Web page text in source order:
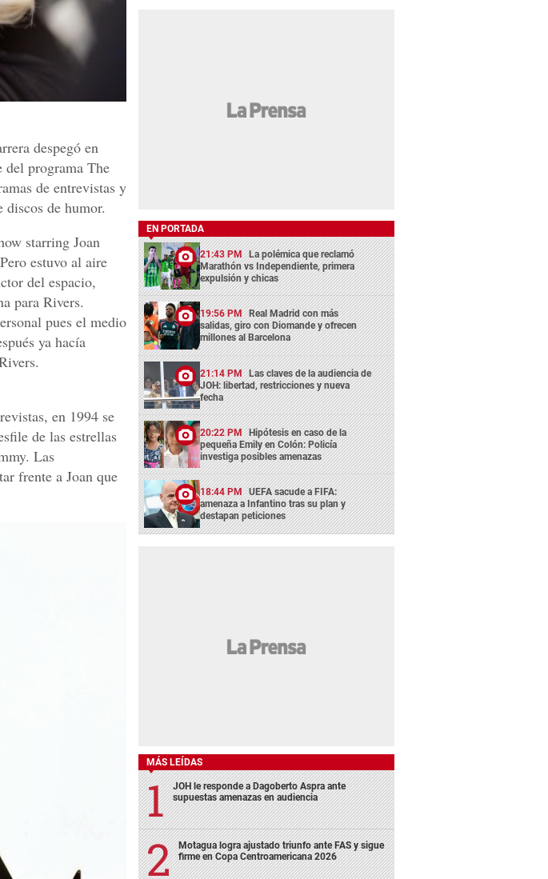
despegó en
del programa The
de entrevistas y
discos de humor.
starring Joan
estuvo al aire
del espacio,
para Rivers.
pues el medio
ya hacía
en 1994 se
de las estrellas
Las
frente a Joan que
EN PORTADA
21:43 PM La polémica que reclamó
Marathón vs Independiente, primera
expulsión y chicas
19:56 PM Real Madrid con más
salidas, giro con Diomande y ofrecen
millones al Barcelona
21:14 PM Las claves de la audiencia de
JOH: libertad, restricciones y nueva
fecha
20:22 PM Hipótesis en caso de la
pequeña Emily en Colón: Policía
investiga posibles amenazas
18:44 PM UEFA sacude a FIFA:
amenaza a Infantino tras su plan y
destapan peticiones
MÁS LEÍDAS
JOH le responde a Dagoberto Aspra ante
supuestas amenazas en audiencia
Motagua logra ajustado triunfo ante FAS y sigue
firme en Copa Centroamericana 2026